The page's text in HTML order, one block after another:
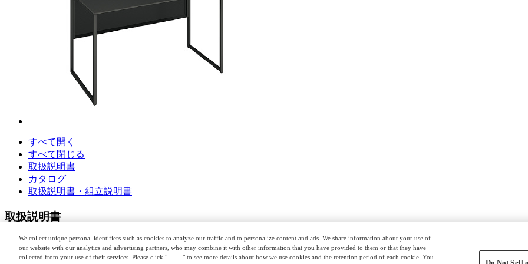
すべて開く
すべて閉じる
取扱説明書
カタログ
取扱説明書・組立説明書
取扱説明書
ソリスト ホームデスク（日本語版）
We collect unique personal identifiers such as cookies to analyze our traffic and to personalize content and ads. We share information about your use of
our website with our analytics and advertising partners, who may combine it with other information that you have provided to them or that they have
collected from your use of their services. Please click "
" to see more details about how we use cookies and the retention period of each cookie. You